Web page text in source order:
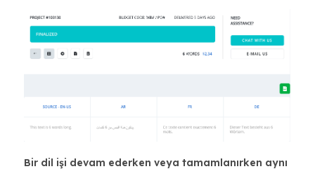
Bir dil işi devam ederken veya tamamlanırken aynı